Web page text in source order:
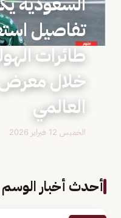
تفاصيل
خلال معرض
العالمي
الخميس 12 فبراير 2026
أحدث أخبار الوسم